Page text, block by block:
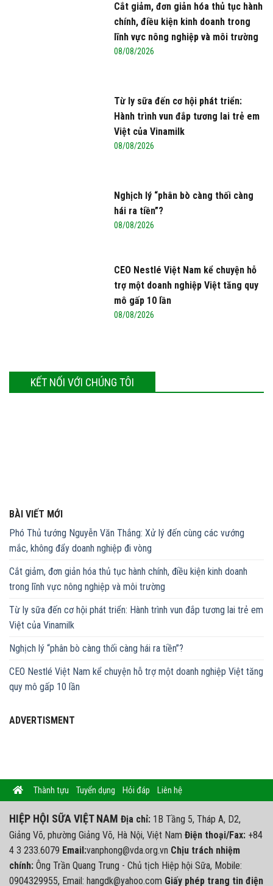
Cắt giảm, đơn giản hóa thủ tục hành
chính, điều kiện kinh doanh trong
lĩnh vực nông nghiệp và môi trường
08/08/2026
Từ ly sữa đến cơ hội phát triển:
Hành trình vun đắp tương lai trẻ em
Việt của Vinamilk
08/08/2026
Nghịch lý “phân bò càng thối càng
hái ra tiền”?
08/08/2026
CEO Nestlé Việt Nam kể chuyện hỗ
trợ một doanh nghiệp Việt tăng quy
mô gấp 10 lần
08/08/2026
KẾT NỐI VỚI CHÚNG TÔI
BÀI VIẾT MỚI
Phó Thủ tướng Nguyễn Văn Thắng: Xử lý đến cùng các vướng
mắc, không đẩy doanh nghiệp đi vòng
Cắt giảm, đơn giản hóa thủ tục hành chính, điều kiện kinh doanh
trong lĩnh vực nông nghiệp và môi trường
Từ ly sữa đến cơ hội phát triển: Hành trình vun đắp tương lai trẻ em
Việt của Vinamilk
Nghịch lý “phân bò càng thối càng hái ra tiền”?
CEO Nestlé Việt Nam kể chuyện hỗ trợ một doanh nghiệp Việt tăng
quy mô gấp 10 lần
ADVERTISMENT
Thành tựu Tuyển dụng Hỏi đáp Liên hệ
HIỆP HỘI SỮA VIỆT NAM Địa chỉ: 1B Tầng 5, Tháp A, D2,
Giảng Võ, phường Giảng Võ, Hà Nội, Việt Nam Điện thoại/Fax: +84
4 3 233.6079 Email:vanphong@vda.org.vn Chịu trách nhiệm
chính: Ông Trần Quang Trung - Chủ tịch Hiệp hội Sữa, Mobile:
0904329955, Email: hangdk@yahoo.com Giấy phép trang tin điện